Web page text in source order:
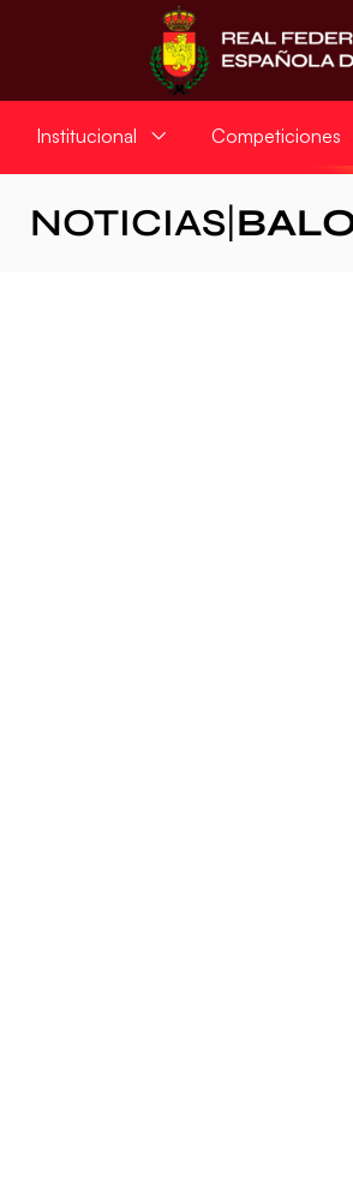
Institucional Competiciones
NOTICIAS